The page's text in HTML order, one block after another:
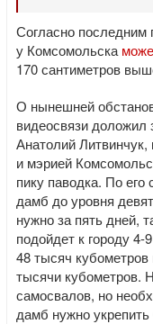
Согласно последним
у Комсомольска
170 сантиметров
О нынешней
видеосвязи доложил
Анатолий
и мэрией
пику паводка. По
дамб до уровня
нужно за пять дней,
подойдет к городу 4-
48 тысяч
тысячи кубометров.
самосвалов, но
дамб нужно